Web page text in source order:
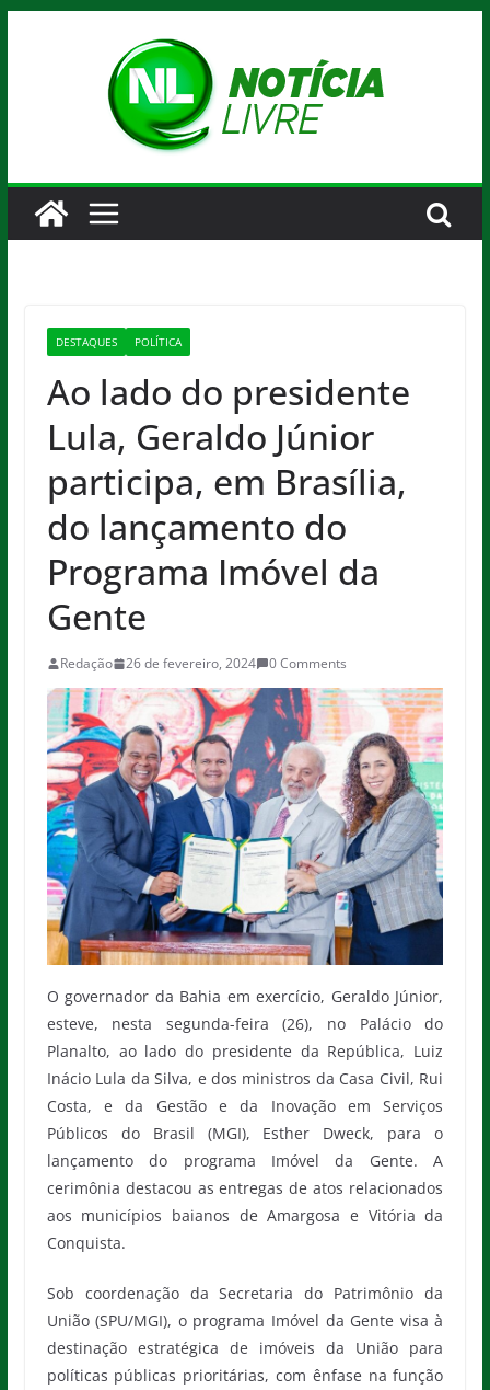
DESTAQUES POLÍTICA
Ao lado do presidente
Lula, Geraldo Júnior
participa, em Brasília,
do lançamento do
Programa Imóvel da
Gente
Redação 26 de fevereiro, 2024 0 Comments
O governador da Bahia em exercício, Geraldo Júnior,
esteve, nesta segunda-feira (26), no Palácio do
Planalto, ao lado do presidente da República, Luiz
Inácio Lula da Silva, e dos ministros da Casa Civil, Rui
Costa, e da Gestão e da Inovação em Serviços
Públicos do Brasil (MGI), Esther Dweck, para o
lançamento do programa Imóvel da Gente. A
cerimônia destacou as entregas de atos relacionados
aos municípios baianos de Amargosa e Vitória da
Conquista.
Sob coordenação da Secretaria do Patrimônio da
União (SPU/MGI), o programa Imóvel da Gente visa à
destinação estratégica de imóveis da União para
políticas públicas prioritárias, com ênfase na função